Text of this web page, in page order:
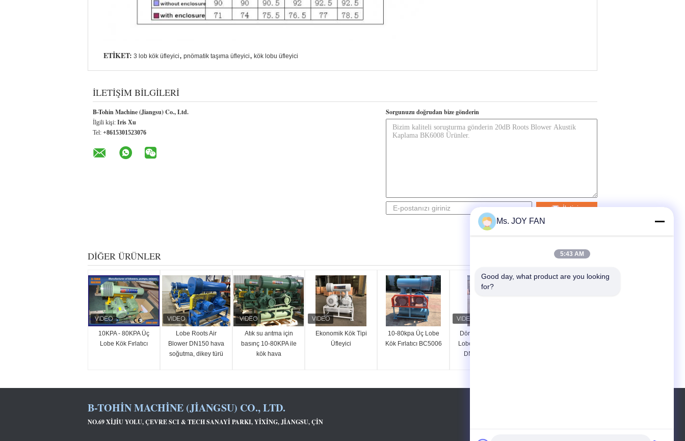
ETIKET: 3 lob kök üfleyici, pnömatik taşıma üfleyici, kök lobu üfleyici
İLETIŞIM BILGILERI
B-Tohin Machine (Jiangsu) Co., Ltd.
İlgili kişi: Iris Xu
Tel: +8615301523076
Sorgunuzu doğrudan bize gönderin
İletişim
DIĞER ÜRÜNLER
10KPA - 80KPA Üç
Lobe Kök Fırlatıcı
Lobe Roots Air
Blower DN150 hava
soğutma, dikey türü
Atık su arıtma için
basınç 10-80KPA ile
kök hava
Ekonomik Kök Tipi
Üfleyici
10-80kpa Üç Lobe
Kök Fırlatıcı BC5006
Dördüncü Nesil Üç
Lobe Rotary Blower
DN125 BK6008
B-TOHIN MACHINE (JIANGSU) CO., LTD.
NO.69 XIJIU YOLU, ÇEVRE SCI & TECH SANAYI PARKI, YIXING, JIANGSU, ÇIN
Ms. JOY FAN
5:43 AM
Good day, what product are you looking
for?